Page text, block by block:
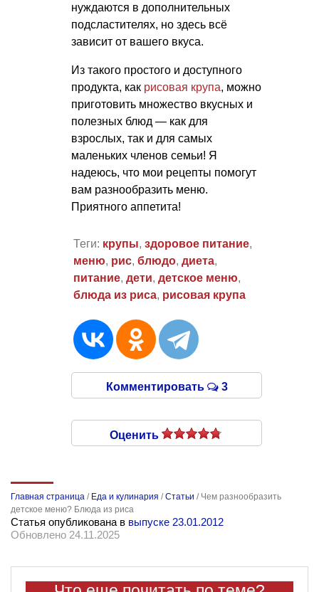
нуждаются в дополнительных
подсластителях, но здесь всё
зависит от вашего вкуса.
Из такого простого и доступного
продукта, как рисовая крупа, можно
приготовить множество вкусных и
полезных блюд — как для
взрослых, так и для самых
маленьких членов семьи! Я
надеюсь, что мои рецепты помогут
вам разнообразить меню.
Приятного аппетита!
Теги: крупы, здоровое питание,
меню, рис, блюдо, диета,
питание, дети, детское меню,
блюда из риса, рисовая крупа
Комментировать 3
Оценить
Главная страница / Еда и кулинария /Статьи / Чем разнообразить
детское меню? Блюда из риса
Статья опубликована в выпуске 23.01.2012
Обновлено 24.11.2025